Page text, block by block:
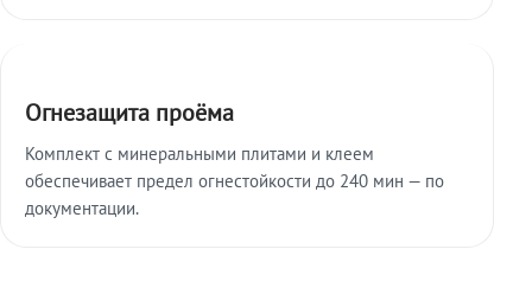
Огнезащита проёма
Комплект с минеральными плитами и клеем
обеспечивает предел огнестойкости до 240 мин — по
документации.